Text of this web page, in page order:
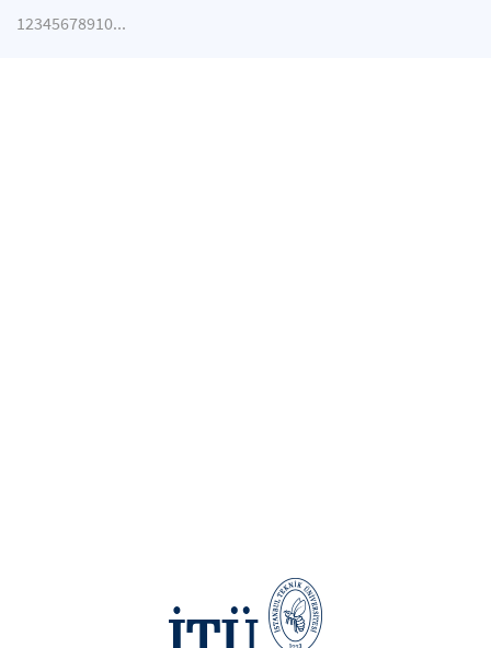
12345678910...